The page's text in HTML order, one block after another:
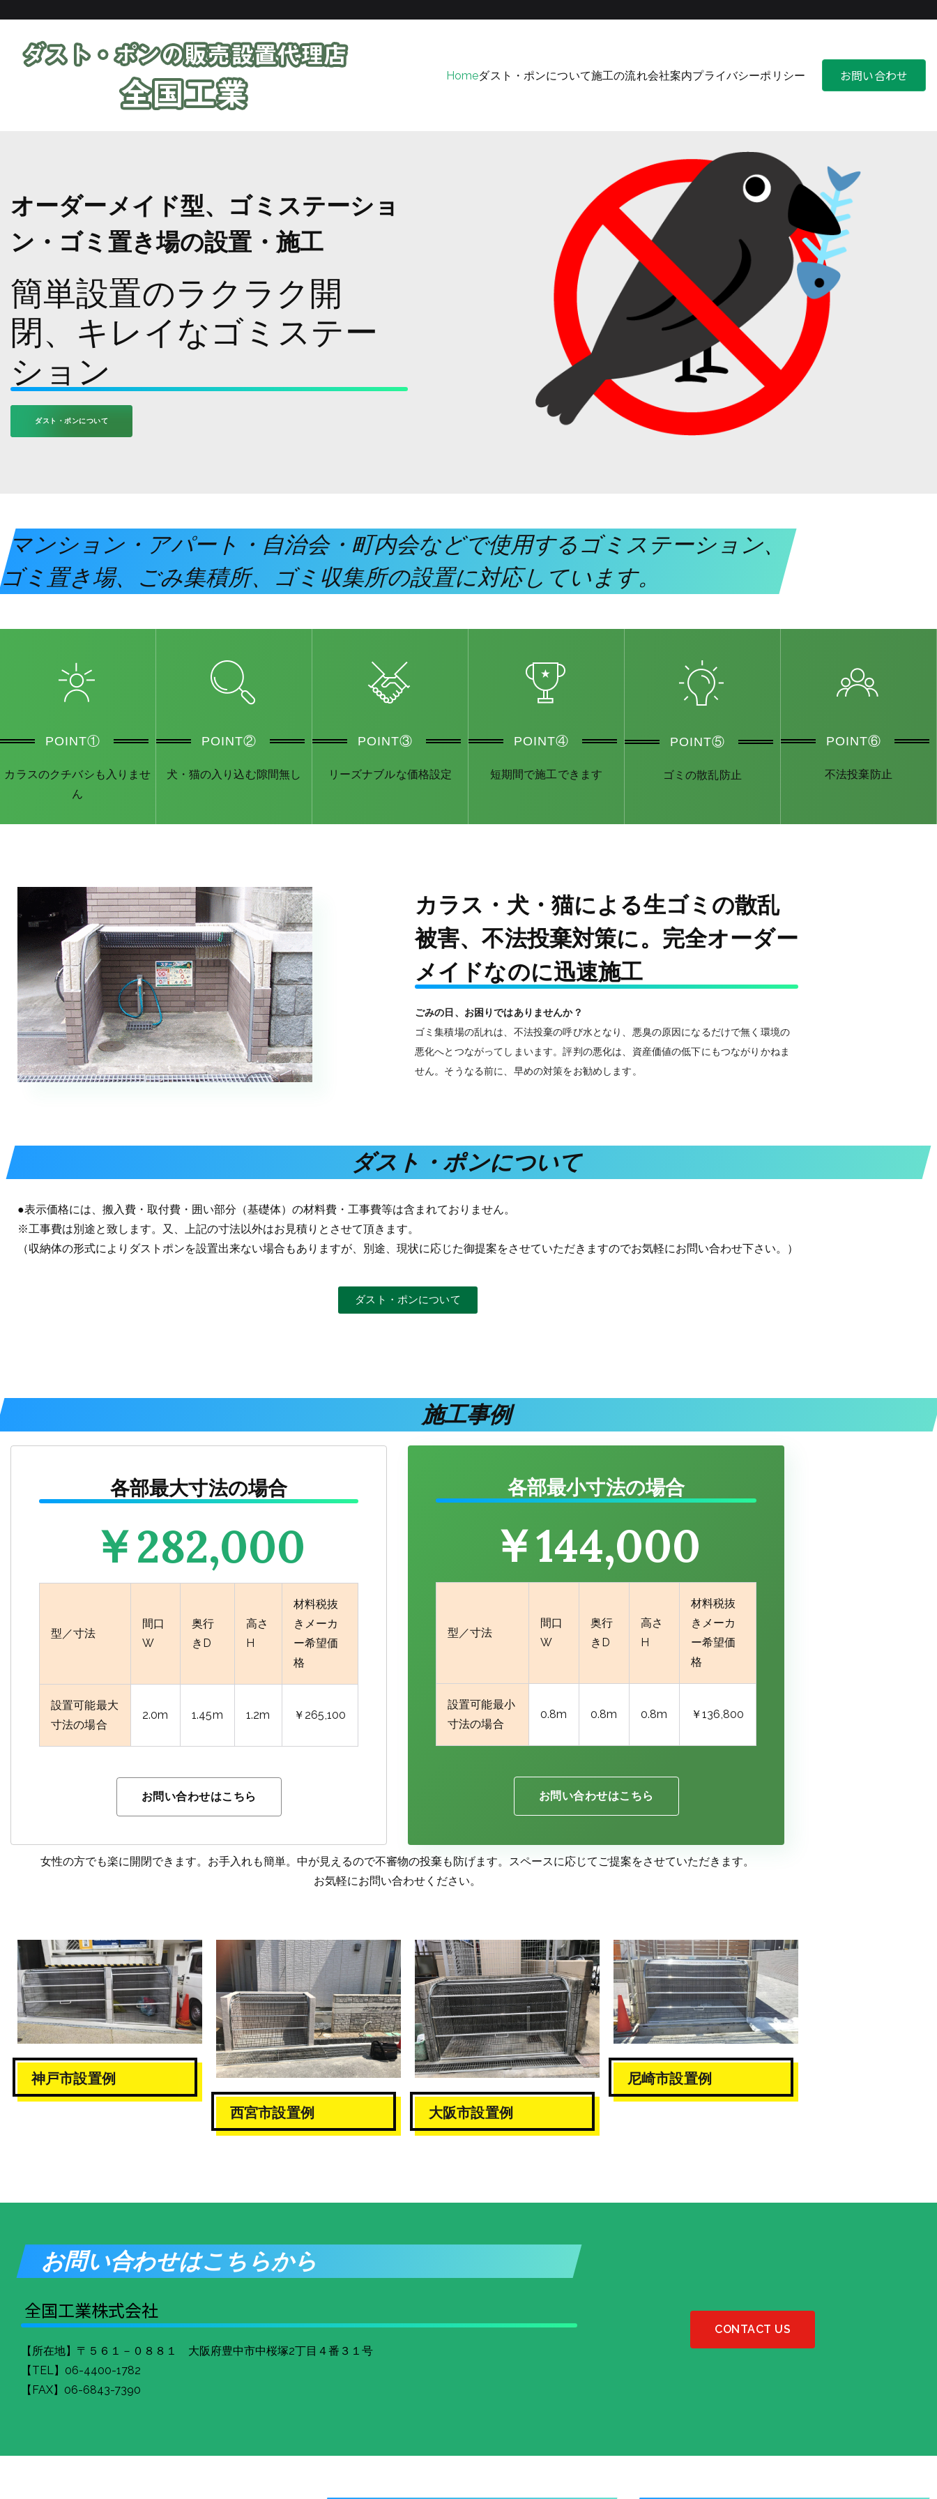
ダスト・ポンの販売設置代理店│全国工業
集合住宅・マンションの設置型ごみステーション。カラス・犬・猫による生ゴミの散乱被害、不法投棄対策に
Homeダスト・ポンについて施工の流れ会社案内プライバシーポリシー お問い合わせ
オーダーメイド型、ゴミステーショ
ン・ゴミ置き場の設置・施工
簡単設置のラクラク開
閉、キレイなゴミステー
ション
ダスト・ポンについて
マンション・アパート・自治会・町内会などで使用するゴミステーション、
ゴミ置き場、ごみ集積所、ゴミ収集所の設置に対応しています。
POINT①
カラスのクチバシも入りませ
ん
POINT②
犬・猫の入り込む隙間無し
POINT③
リーズナブルな価格設定
POINT④
短期間で施工できます
POINT⑤
ゴミの散乱防止
POINT⑥
不法投棄防止
カラス・犬・猫による生ゴミの散乱
被害、不法投棄対策に。完全オーダー
メイドなのに迅速施工​
ごみの日、お困りではありませんか？
ゴミ集積場の乱れは、不法投棄の呼び水となり、悪臭の原因になるだけで無く環境の
悪化へとつながってしまいます。評判の悪化は、資産価値の低下にもつながりかねま
せん。そうなる前に、早めの対策をお勧めします。
ダスト・ポンについて
●表示価格には、搬入費・取付費・囲い部分（基礎体）の材料費・工事費等は含まれておりません。
※工事費は別途と致します。又、上記の寸法以外はお見積りとさせて頂きます。
（収納体の形式によりダストポンを設置出来ない場合もありますが、別途、現状に応じた御提案をさせていただきますのでお気軽にお問い合わせ下さい。）
ダスト・ポンについて
施工事例
各部最大寸法の場合
￥282,000
型／寸法
間口
W
奥行
きD
高さ
H
材料税抜
きメーカ
ー希望価
格
設置可能最大
寸法の場合
2.0m 1.45m 1.2m ￥265,100
お問い合わせはこちら
各部最小寸法の場合
￥144,000
型／寸法
間口
W
奥行
きD
高さ
H
材料税抜
きメーカ
ー希望価
格
設置可能最小
寸法の場合
0.8m 0.8m 0.8m ￥136,800
お問い合わせはこちら
女性の方でも楽に開閉できます。お手入れも簡単。中が見えるので不審物の投棄も防げます。スペースに応じてご提案をさせていただきます。
お気軽にお問い合わせください。
神戸市設置例
西宮市設置例 大阪市設置例
尼崎市設置例
お問い合わせはこちらから
全国工業株式会社
【所在地】〒５６１－０８８１ 大阪府豊中市中桜塚2丁目４番３１号
【TEL】06-4400-1782
【FAX】06-6843-7390
CONTACT US